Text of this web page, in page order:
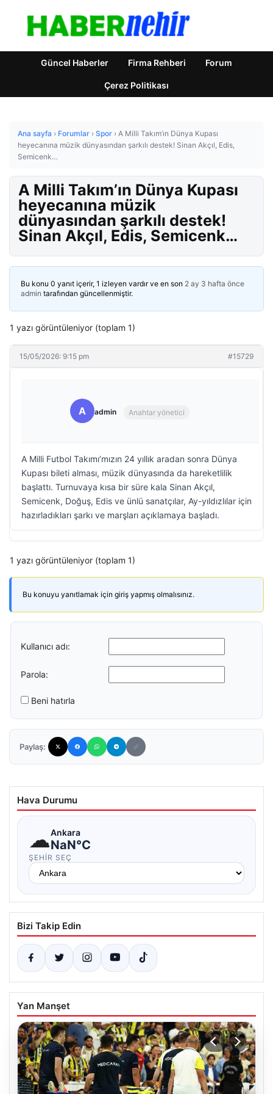
Güncel Haberler Firma Rehberi Forum
Çerez Politikası
Ana sayfa › Forumlar › Spor › A Milli Takım’ın Dünya Kupası
heyecanına müzik dünyasından şarkılı destek! Sinan Akçıl, Edis,
Semicenk…
A Milli Takım’ın Dünya Kupası
heyecanına müzik
dünyasından şarkılı destek!
Sinan Akçıl, Edis, Semicenk…
Bu konu 0 yanıt içerir, 1 izleyen vardır ve en son 2 ay 3 hafta önce
admin tarafından güncellenmiştir.
1 yazı görüntüleniyor (toplam 1)
15/05/2026: 9:15 pm #15729
A admin Anahtar yönetici
A Milli Futbol Takımı’mızın 24 yıllık aradan sonra Dünya
Kupası bileti alması, müzik dünyasında da hareketlilik
başlattı. Turnuvaya kısa bir süre kala Sinan Akçıl,
Semicenk, Doğuş, Edis ve ünlü sanatçılar, Ay-yıldızlılar için
hazırladıkları şarkı ve marşları açıklamaya başladı.
1 yazı görüntüleniyor (toplam 1)
Bu konuyu yanıtlamak için giriş yapmış olmalısınız.
Kullanıcı adı:
Parola:
Beni hatırla
Paylaş:
Hava Durumu
☁Ankara
NaN°C
ŞEHIR SEÇ
Bizi Takip Edin
Yan Manşet